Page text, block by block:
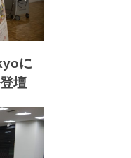
に
壇